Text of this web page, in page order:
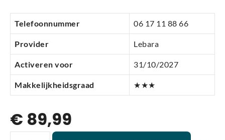
Telefoonnummer 06 17 11 88 66
Provider Lebara
Activeren voor 31/10/2027
Makkelijkheidsgraad ★★★
€ 89,99